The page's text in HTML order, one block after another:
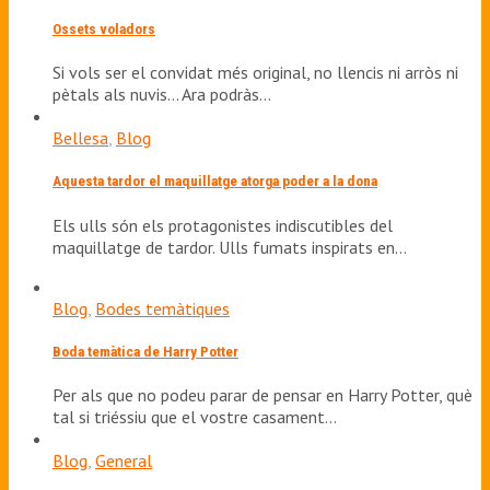
Ossets voladors
Si vols ser el convidat més original, no llencis ni arròs ni
pètals als nuvis... Ara podràs…
Bellesa, Blog
Aquesta tardor el maquillatge atorga poder a la dona
Els ulls són els protagonistes indiscutibles del
maquillatge de tardor. Ulls fumats inspirats en…
Blog Bodes temàtiques
Boda temàtica de Harry Potter
Per als que no podeu parar de pensar en Harry Potter, què
tal si triéssiu que el vostre casament…
Blog General